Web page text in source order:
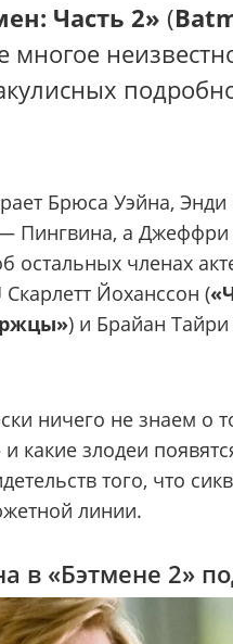
Часть 2» (
Брюса Уэйна,
Пингвина, а
остальных членах
Йоханссон (
) и Брайан Тайри
ничего не знаем о
и какие злодеи
того, что
линии.
в «Бэтмене 2»